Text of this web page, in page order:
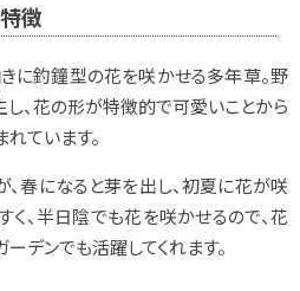
徴
きに釣鐘型の花を咲かせる多年草。野
、花の形が特徴的で可愛いことから
ています。
春になると芽を出し、初夏に花が咲
く、半日陰でも花を咲かせるので、花
デンでも活躍してくれます。